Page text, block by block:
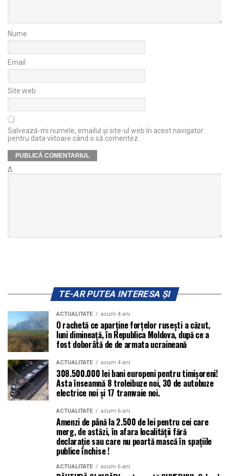
Nume
Email
Site web
Salvează-mi numele, emailul și site-ul web în acest navigator
pentru data viitoare când o să comentez.
Δ
TE-AR PUTEA INTERESA ȘI
ACTUALITATE acum 4 ani
O rachetă ce aparține forțelor rusești a căzut,
luni dimineață, în Republica Moldova, după ce a
fost doborâtă de de armata ucraineană
ACTUALITATE acum 4 ani
308.500.000 lei bani europeni pentru timișoreni!
Asta înseamnă 8 troleibuze noi, 30 de autobuze
electrice noi și 17 tramvaie noi.
ACTUALITATE acum 6 ani
Amenzi de până la 2.500 de lei pentru cei care
merg, de astăzi, în afara localității fără
declarație sau care nu poartă mască în spațiile
publice închise !
ACTUALITATE acum 6 ani